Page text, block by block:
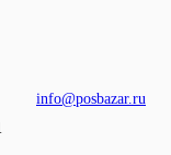
info@posbazar.ru